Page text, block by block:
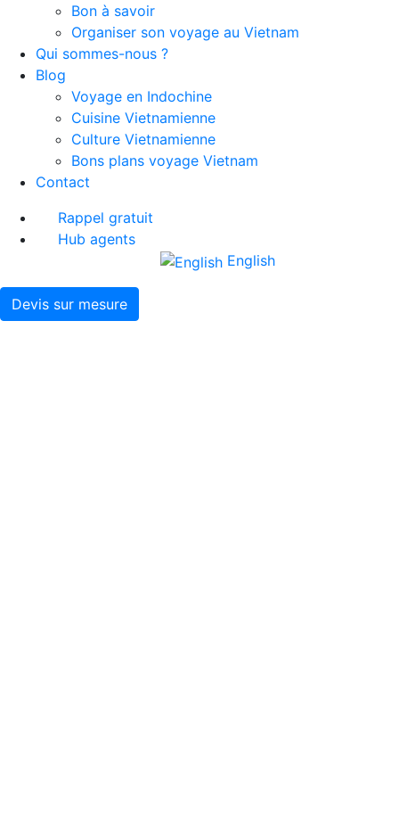
Bon à savoir
Organiser son voyage au Vietnam
Qui sommes-nous ?
Blog
Voyage en Indochine
Cuisine Vietnamienne
Culture Vietnamienne
Bons plans voyage Vietnam
Contact
Rappel gratuit
Hub agents
English
Devis sur mesure